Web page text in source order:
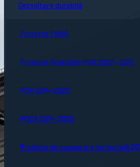
Dezvoltare durabilă
Proiecte PNRR
Proiecte finalizate POR 2007 - 2013
POR 2014-2020
POCA 2014-2020
Proiecte de cooperare teritorială